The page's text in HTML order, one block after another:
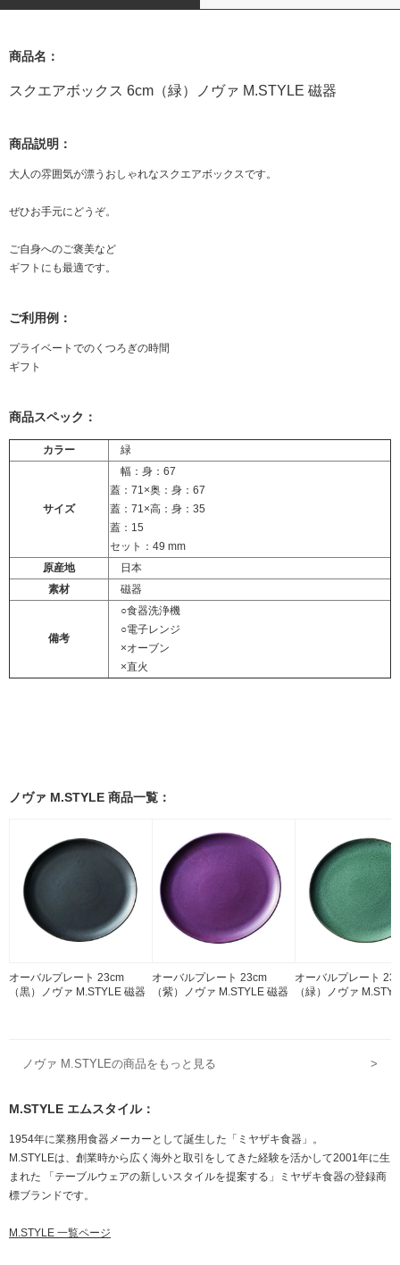
商品名：
スクエアボックス 6cm（緑）ノヴァ M.STYLE 磁器
商品説明：
大人の雰囲気が漂うおしゃれなスクエアボックスです。
ぜひお手元にどうぞ。
ご自身へのご褒美など
ギフトにも最適です。
ご利用例：
プライベートでのくつろぎの時間
ギフト
商品スペック：
カラー 緑
サイズ
幅：身：67
蓋：71×奥：身：67
蓋：71×高：身：35
蓋：15
セット：49 mm
原産地
日本
素材
磁器
備考
○食器洗浄機
○電子レンジ
×オーブン
×直火
ノヴァ M.STYLE 商品一覧：
オーバルプレート 23cm
（黒）ノヴァ M.STYLE 磁器
オーバルプレート 23cm
（紫）ノヴァ M.STYLE 磁器
オーバルプレート
（緑）ノヴァ
ノヴァ M.STYLEの商品をもっと見る >
M.STYLE エムスタイル：
1954年に業務用食器メーカーとして誕生した「ミヤザキ食器」。
M.STYLEは、創業時から広く海外と取引をしてきた経験を活かして2001年に生
まれた 「テーブルウェアの新しいスタイルを提案する」ミヤザキ食器の登録商
標ブランドです。
M.STYLE 一覧ページ